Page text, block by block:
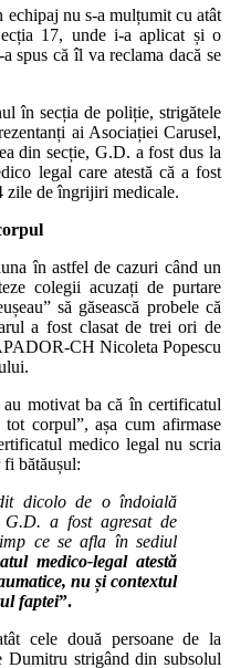
nu s-a mulțumit cu atât
17, unde i-a aplicat și o
spus că îl va reclama dacă se
în secția de poliție, strigătele
ai Asociației Carusel,
din secție, G.D. a fost dus la
legal care atestă că a fost
zile de îngrijiri medicale.
în astfel de cazuri când un
colegii acuzați de purtare
să găsească probele că
a fost clasat de trei ori de
CH Nicoleta Popescu
motivat ba că în certificatul
corpul”, așa cum afirmase
medico legal nu scria
fi bătăușul:
dicolo de o îndoială
a fost agresat de
ce se afla în sediul
medico-legal atestă
nu și contextul
faptei”.
cele două persoane de la
Dumitru strigând din subsolul